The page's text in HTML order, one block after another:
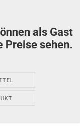
als Gast
Preise sehen.